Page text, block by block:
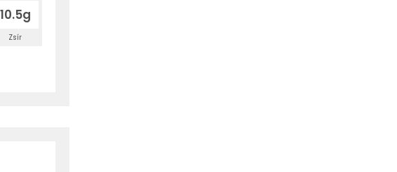
10.5g
Zsír